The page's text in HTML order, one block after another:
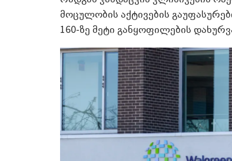
მოცულობის აქტივების
160-ზე მეტი განყოფილების